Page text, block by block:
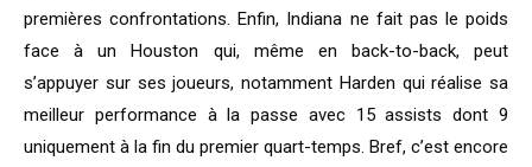
premières confrontations. Enfin, Indiana ne fait pas le poids
face à un Houston qui, même en back-to-back, peut
s’appuyer sur ses joueurs, notamment Harden qui réalise sa
meilleur performance à la passe avec 15 assists dont 9
uniquement à la fin du premier quart-temps. Bref, c’est encore